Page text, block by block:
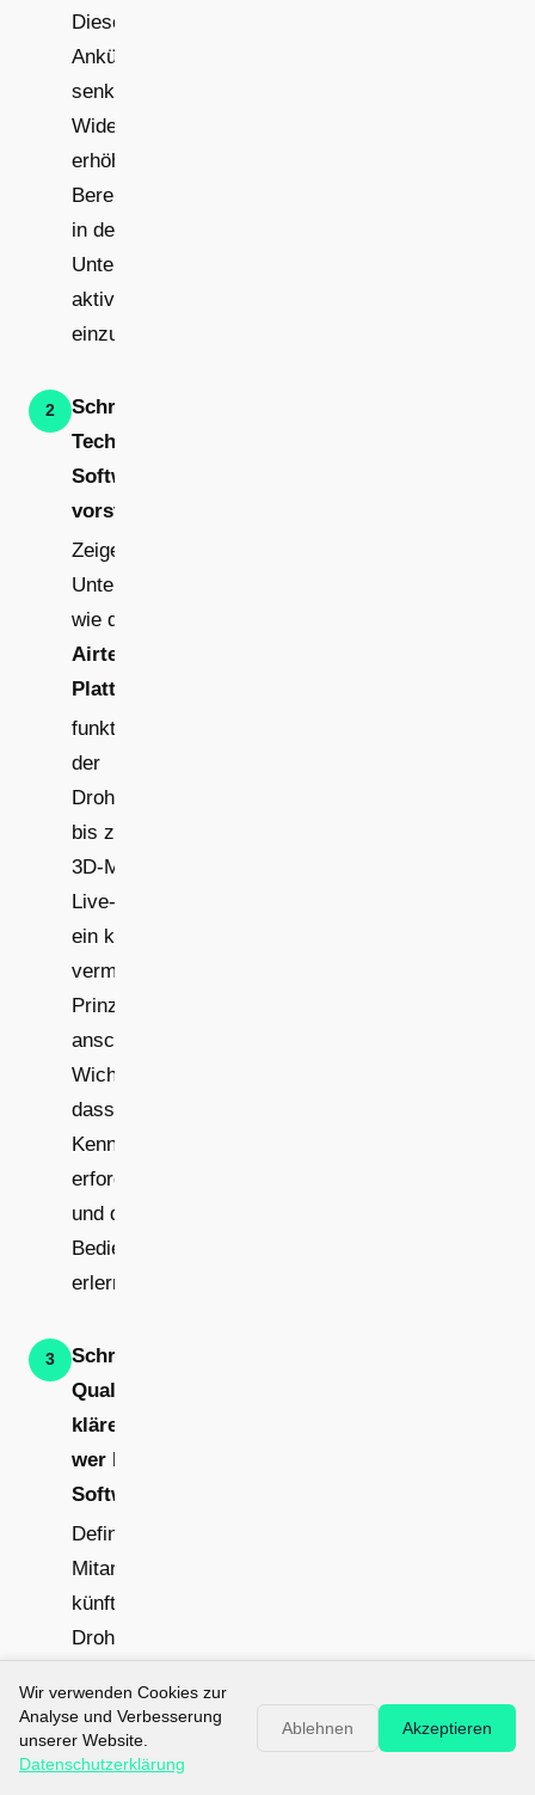
Diese
Ankündigung
senkt
Widerstände und
erhöht die
Bereitschaft, sich
in der
Unterweisung
aktiv
einzubringen.
2
Schritt 2:
Technologie und
Software
vorstellen
Zeige in der
Unterweisung,
wie die
Airteam Fusion
Plattform
funktioniert - von
der
Drohnenaufnahme
bis zum fertigen
3D-Modell. Eine
Live-Demo oder
ein kurzes Video
vermittelt das
Prinzip
anschaulich.
Wichtig: Betone,
dass keine CAD-
Kenntnisse
erforderlich sind
und die
Bedienung schnell
erlernbar ist.
3
Schritt 3:
Qualifikationen
klären - wer fliegt,
wer bedient die
Software?
Definiere klar, welche
Mitarbeitenden
künftig als
Drohnenpiloten
Diese Personen
benötigen den
EU-
Wir verwenden Cookies zur
Analyse und Verbesserung
unserer Website.
Datenschutzerklärung
Ablehnen Akzeptieren